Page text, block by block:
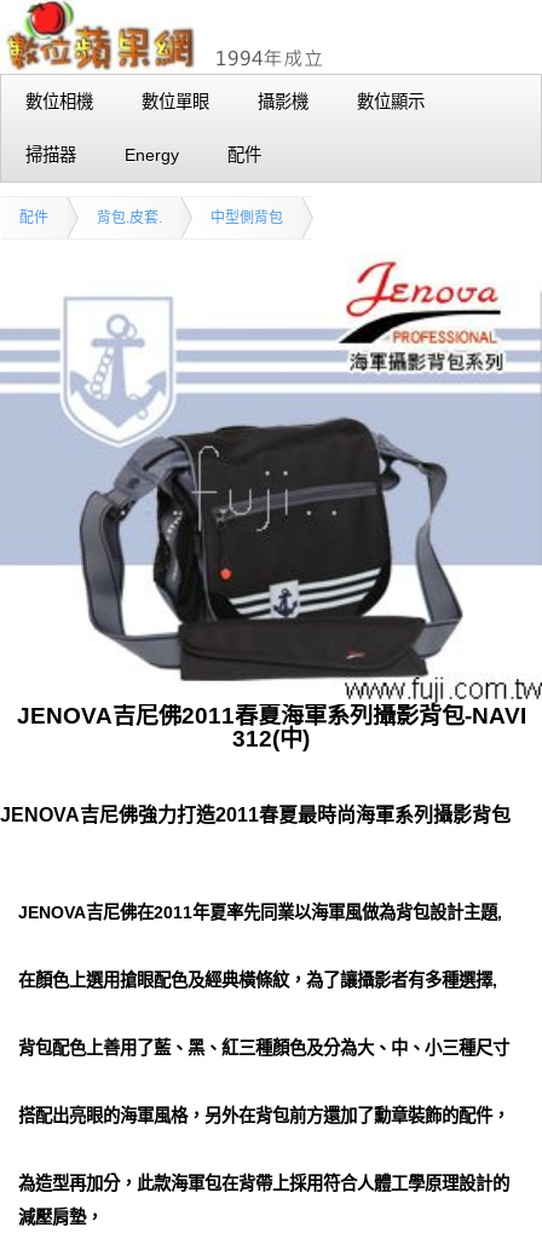
數位相機 數位單眼 攝影機 數位顯示
掃描器 Energy 配件
配件 背包.皮套. 中型側背包
JENOVA吉尼佛2011春夏海軍系列攝影背包-NAVI
312(中)
JENOVA吉尼佛強力打造2011春夏最時尚海軍系列攝影背包
JENOVA吉尼佛在2011年夏率先同業以海軍風做為背包設計主題,
在顏色上選用搶眼配色及經典橫條紋，為了讓攝影者有多種選擇,
背包配色上善用了藍、黑、紅三種顏色及分為大、中、小三種尺寸
搭配出亮眼的海軍風格，另外在背包前方還加了勳章裝飾的配件，
為造型再加分，此款海軍包在背帶上採用符合人體工學原理設計的
減壓肩墊，